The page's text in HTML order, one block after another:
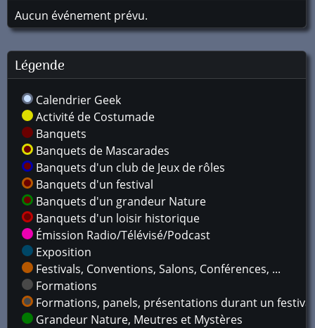
Aucun événement prévu.
Légende
Calendrier Geek
Activité de Costumade
Banquets
Banquets de Mascarades
Banquets d'un club de Jeux de rôles
Banquets d'un festival
Banquets d'un grandeur Nature
Banquets d'un loisir historique
Émission Radio/Télévisé/Podcast
Exposition
Festivals, Conventions, Salons, Conférences, ...
Formations
Formations, panels, présentations durant un festival
Grandeur Nature, Meutres et Mystères